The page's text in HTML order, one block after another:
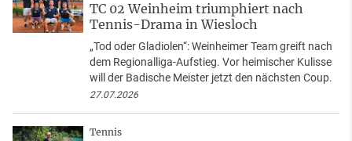
TC 02 Weinheim triumphiert nach
Tennis-Drama in Wiesloch
„Tod oder Gladiolen“: Weinheimer Team greift nach
dem Regionalliga-Aufstieg. Vor heimischer Kulisse
will der Badische Meister jetzt den nächsten Coup.
27.07.2026
Tennis